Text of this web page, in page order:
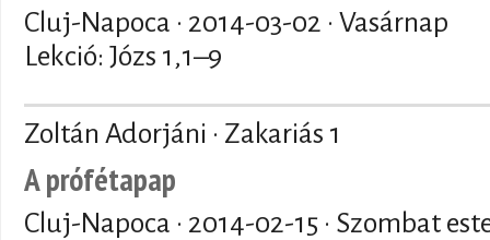
Cluj-Napoca · 2014-03-02 · Vasárnap
Lekció: Józs 1,1–9
Zoltán Adorjáni · Zakariás 1
A prófétapap
Cluj-Napoca · 2014-02-15 · Szombat